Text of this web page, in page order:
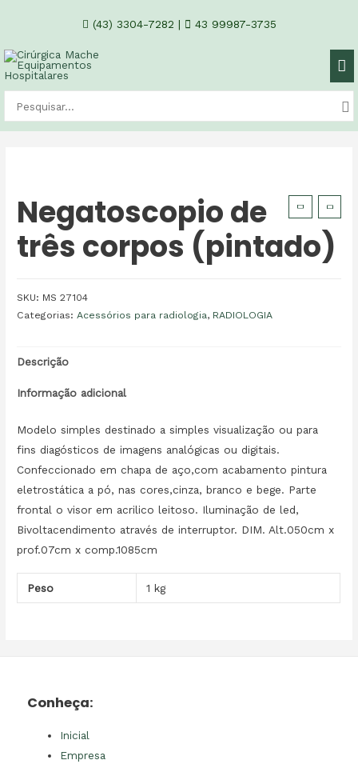
(43) 3304-7282 | 43 99987-3735
Negatoscopio de
três corpos (pintado)
SKU: MS 27104
Categorias:Acessórios para radiologia, RADIOLOGIA
Descrição
Informação adicional
Modelo simples destinado a simples visualização ou para
fins diagósticos de imagens analógicas ou digitais.
Confeccionado em chapa de aço,com acabamento pintura
eletrostática a pó, nas cores,cinza, branco e bege. Parte
frontal o visor em acrilico leitoso. Iluminação de led,
Bivoltacendimento através de interruptor. DIM. Alt.050cm x
prof.07cm x comp.1085cm
Peso 1 kg
Conheça:
Inicial
Empresa